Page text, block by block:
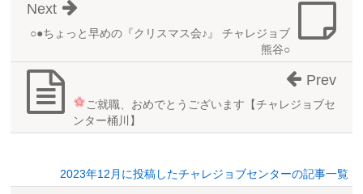
○●ちょっと早めの『クリスマス会♪』 チャレジョブ
熊谷○
Next
ご就職、おめでとうございます 【チャレジョブセ
ンター桶川】
Prev
2023年12月に投稿したチャレジョブセンターの記事一覧